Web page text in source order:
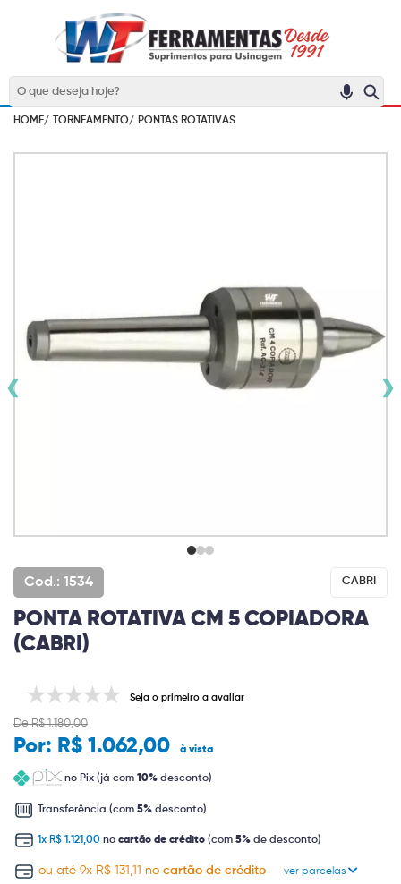
HOME/ TORNEAMENTO/ PONTAS ROTATIVAS
‹ ›
Cod.: 1534 CABRI
PONTA ROTATIVA CM 5 COPIADORA
(CABRI)
Seja o primeiro a avaliar
De R$ 1.180,00
Por: R$ 1.062,00 à vista
no Pix (já com 10% desconto)
Transferência (com 5% desconto)
1x R$ 1.121,00 no cartão de crédito (com 5% de desconto)
ou até 9x R$ 131,11 no cartão de crédito ver parcelas